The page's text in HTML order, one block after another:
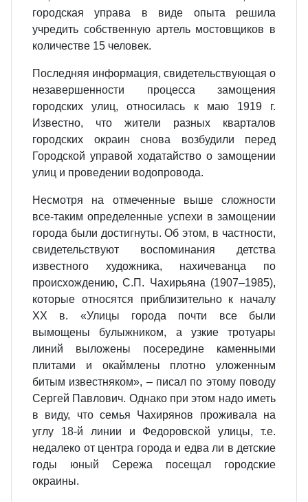
городская управа в виде опыта решила
учредить собственную артель мостовщиков в
количестве 15 человек.
Последняя информация, свидетельствующая о
незавершенности процесса замощения
городских улиц, относилась к маю 1919 г.
Известно, что жители разных кварталов
городских окраин снова возбудили перед
Городской управой ходатайство о замощении
улиц и проведении водопровода.
Несмотря на отмеченные выше сложности
все-таким определенные успехи в замощении
города были достигнуты. Об этом, в частности,
свидетельствуют воспоминания детства
известного художника, нахичеванца по
происхождению, С.П. Чахирьяна (1907–1985),
которые относятся приблизительно к началу
XX в. «Улицы города почти все были
вымощены булыжником, а узкие тротуары
линий выложены посередине каменными
плитами и окаймлены плотно уложенным
битым известняком», – писал по этому поводу
Сергей Павлович. Однако при этом надо иметь
в виду, что семья Чахирянов проживала на
углу 18-й линии и Федоровской улицы, т.е.
недалеко от центра города и едва ли в детские
годы юный Сережа посещал городские
окраины.